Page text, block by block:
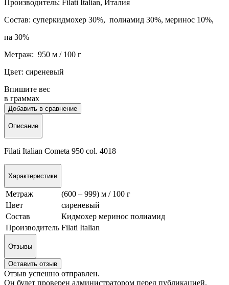
Производитель: Filati Italian, Италия
Состав: суперкидмохер 30%, полиамид 30%, меринос 10%,
па 30%
Метраж: 950 м / 100 г
Цвет: сиреневый
Впишите вес
в граммах
Добавить в сравнение
Описание
Filati Italian Cometa 950 col. 4018
Характеристики
Метраж
(600 – 999) м / 100 г
Цвет
сиреневый
Состав
Кидмохер меринос полиамид
Производитель Filati Italian
Отзывы
Оставить отзыв
Отзыв успешно отправлен.
Он будет проверен администратором перед публикацией.